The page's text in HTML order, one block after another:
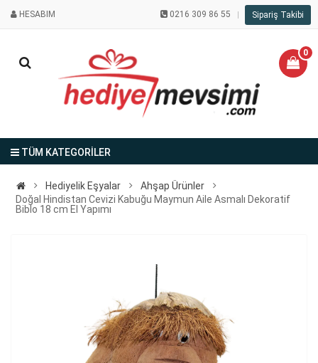
HESABIM 0216 309 86 55 Sipariş Takibi
0
TÜM KATEGORİLER
Hediyelik Eşyalar
Ahşap Ürünler
Doğal Hindistan Cevizi Kabuğu Maymun Aile Asmalı Dekoratif
Biblo 18 cm El Yapımı